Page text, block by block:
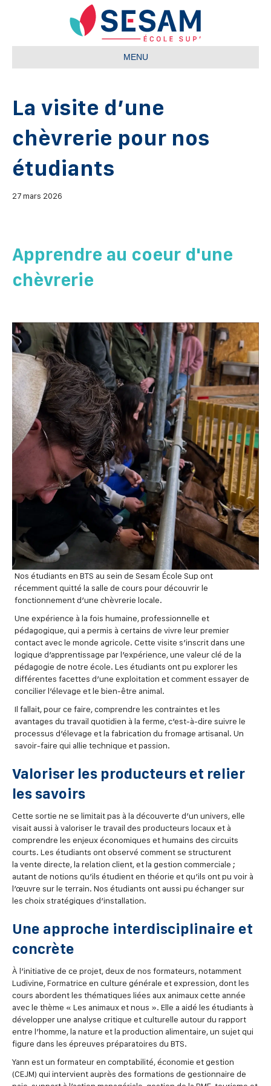
MENU
La visite d’une
chèvrerie pour nos
étudiants
27 mars 2026
Apprendre au coeur d'une
chèvrerie
Nos étudiants en BTS au sein de Sesam École Sup ont
récemment quitté la salle de cours pour découvrir le
fonctionnement d’une chèvrerie locale.
Une expérience à la fois humaine, professionnelle et
pédagogique, qui a permis à certains de vivre leur premier
contact avec le monde agricole. Cette visite s’inscrit dans une
logique d’apprentissage par l’expérience, une valeur clé de la
pédagogie de notre école. Les étudiants ont pu explorer les
différentes facettes d’une exploitation et comment essayer de
concilier l’élevage et le bien-être animal.
Il fallait, pour ce faire, comprendre les contraintes et les
avantages du travail quotidien à la ferme, c’est-à-dire suivre le
processus d’élevage et la fabrication du fromage artisanal. Un
savoir-faire qui allie technique et passion.
Valoriser les producteurs et relier
les savoirs
Cette sortie ne se limitait pas à la découverte d’un univers, elle
visait aussi à valoriser le travail des producteurs locaux et à
comprendre les enjeux économiques et humains des circuits
courts. Les étudiants ont observé comment se structurent
la vente directe, la relation client, et la gestion commerciale ;
autant de notions qu’ils étudient en théorie et qu’ils ont pu voir à
l’œuvre sur le terrain. Nos étudiants ont aussi pu échanger sur
les choix stratégiques d’installation.
Une approche interdisciplinaire et
concrète
À l’initiative de ce projet, deux de nos formateurs, notamment
Ludivine, Formatrice en culture générale et expression, dont les
cours abordent les thématiques liées aux animaux cette année
avec le thème « Les animaux et nous ». Elle a aidé les étudiants à
développer une analyse critique et culturelle autour du rapport
entre l’homme, la nature et la production alimentaire, un sujet qui
figure dans les épreuves préparatoires du BTS.
Yann est un formateur en comptabilité, économie et gestion
(CEJM) qui intervient auprès des formations de gestionnaire de